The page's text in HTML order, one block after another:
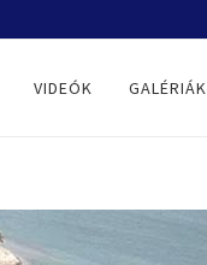
VIDEÓK GALÉRIÁK